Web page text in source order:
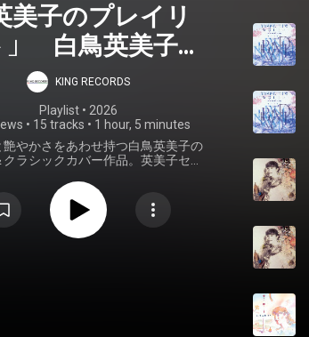
美子のプレイリ
」 白鳥英美子＆
エモワ セレクシ
ョン
KING RECORDS
Playlist • 2026
• 15 tracks • 1 hour, 5 minutes
艶やかさをあわせ持つ白鳥英美子の
ラシックカバー作品。英美子セレ
イリスト